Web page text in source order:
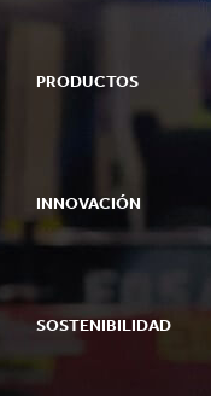
PRODUCTOS
INNOVACIÓN
SOSTENIBILIDAD